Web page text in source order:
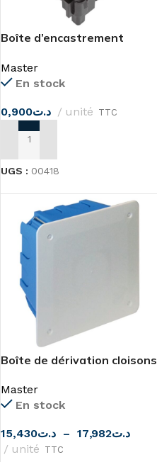
Boîte d’encastrement
Master
En stock
د.ت0,900 unité TTC
AJOUTER AU PANIER
UGS : 00418
Boîte de dérivation cloisons
Master
Master
En stock
د.ت15,430 – د.ت17,982
unité TTC